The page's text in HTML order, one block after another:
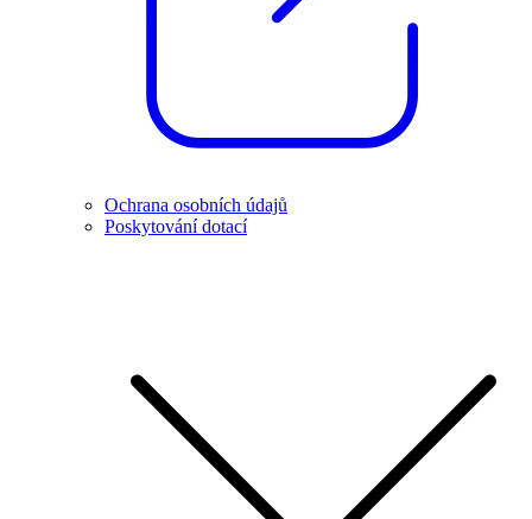
Ochrana osobních údajů
Poskytování dotací